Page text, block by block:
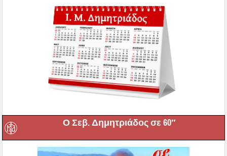
Ο Σεβ. Δημητριάδος σε 60″